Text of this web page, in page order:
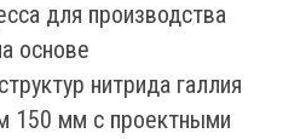
для производства
основе
нитрида галлия
150 мм с проектными